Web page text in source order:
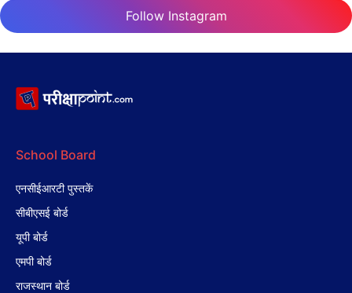
Follow Instagram
School Board
एनसीईआरटी पुस्तकें
सीबीएसई बोर्ड
यूपी बोर्ड
एमपी बोर्ड
राजस्थान बोर्ड